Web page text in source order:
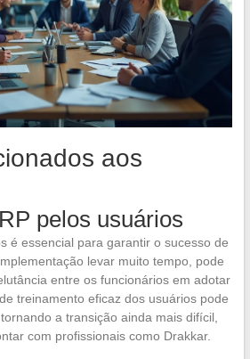
aos
pelos usuários
é essencial para garantir o sucesso de
levar muito tempo, pode
entre os funcionários em adotar
treinamento eficaz dos usuários pode
a transição ainda mais difícil,
com profissionais como Drakkar.